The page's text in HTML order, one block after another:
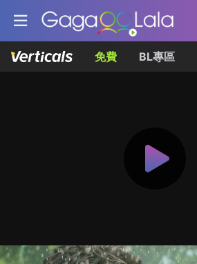
免費 BL專區